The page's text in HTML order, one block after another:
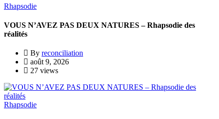
Rhapsodie
VOUS N’AVEZ PAS DEUX NATURES – Rhapsodie des
réalités
By reconciliation
août 9, 2026
27 views
Rhapsodie